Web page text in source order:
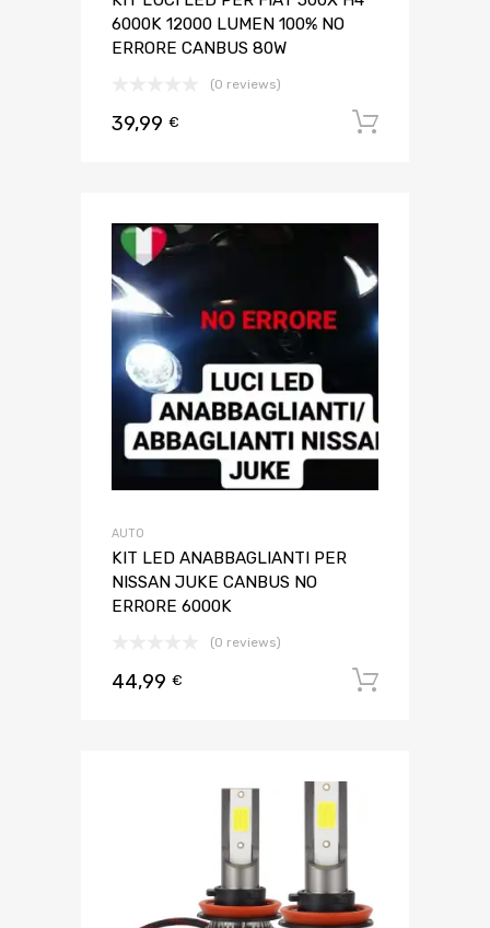
6000K 12000 LUMEN 100% NO
ERRORE CANBUS 80W
(0 reviews)
39,99 €
AUTO
KIT LED ANABBAGLIANTI PER
NISSAN JUKE CANBUS NO
ERRORE 6000K
(0 reviews)
44,99 €